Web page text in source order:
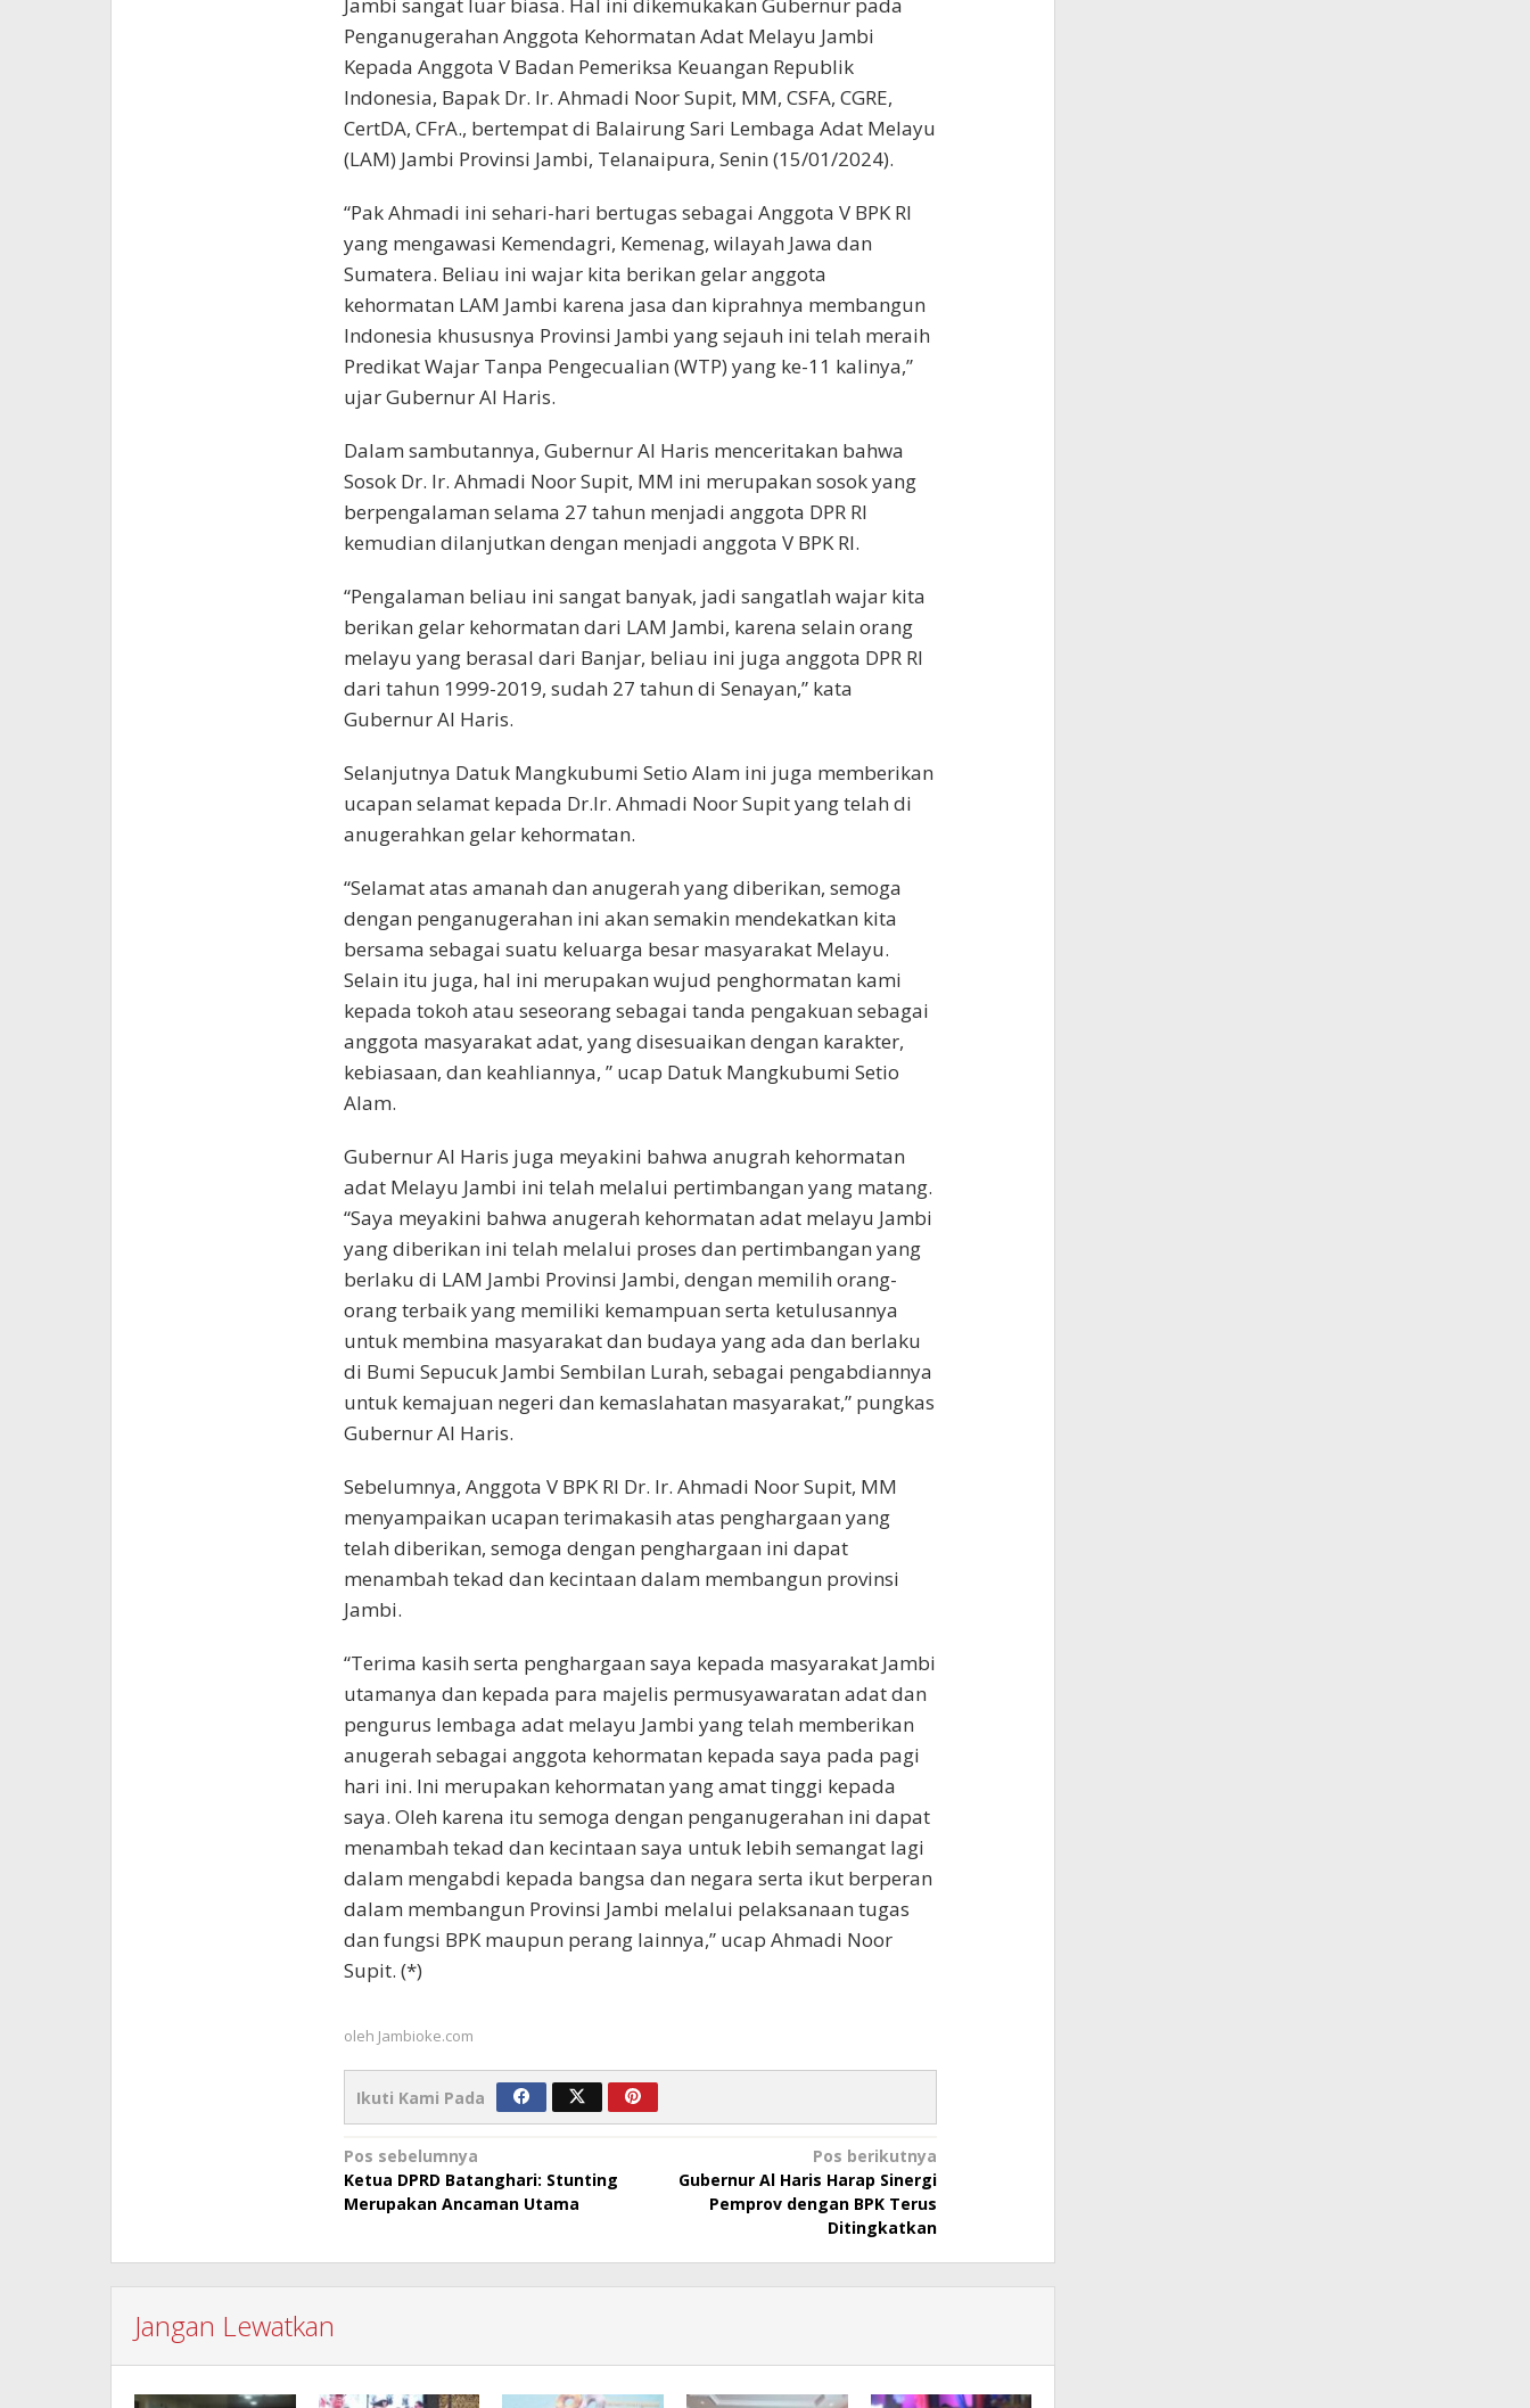
Jambi sangat luar biasa. Hal ini dikemukakan Gubernur pada
Penganugerahan Anggota Kehormatan Adat Melayu Jambi
Kepada Anggota V Badan Pemeriksa Keuangan Republik
Indonesia, Bapak Dr. Ir. Ahmadi Noor Supit, MM, CSFA, CGRE,
CertDA, CFrA., bertempat di Balairung Sari Lembaga Adat Melayu
(LAM) Jambi Provinsi Jambi, Telanaipura, Senin (15/01/2024).
“Pak Ahmadi ini sehari-hari bertugas sebagai Anggota V BPK RI
yang mengawasi Kemendagri, Kemenag, wilayah Jawa dan
Sumatera. Beliau ini wajar kita berikan gelar anggota
kehormatan LAM Jambi karena jasa dan kiprahnya membangun
Indonesia khususnya Provinsi Jambi yang sejauh ini telah meraih
Predikat Wajar Tanpa Pengecualian (WTP) yang ke-11 kalinya,”
ujar Gubernur Al Haris.
Dalam sambutannya, Gubernur Al Haris menceritakan bahwa
Sosok Dr. Ir. Ahmadi Noor Supit, MM ini merupakan sosok yang
berpengalaman selama 27 tahun menjadi anggota DPR RI
kemudian dilanjutkan dengan menjadi anggota V BPK RI.
“Pengalaman beliau ini sangat banyak, jadi sangatlah wajar kita
berikan gelar kehormatan dari LAM Jambi, karena selain orang
melayu yang berasal dari Banjar, beliau ini juga anggota DPR RI
dari tahun 1999-2019, sudah 27 tahun di Senayan,” kata
Gubernur Al Haris.
Selanjutnya Datuk Mangkubumi Setio Alam ini juga memberikan
ucapan selamat kepada Dr.Ir. Ahmadi Noor Supit yang telah di
anugerahkan gelar kehormatan.
“Selamat atas amanah dan anugerah yang diberikan, semoga
dengan penganugerahan ini akan semakin mendekatkan kita
bersama sebagai suatu keluarga besar masyarakat Melayu.
Selain itu juga, hal ini merupakan wujud penghormatan kami
kepada tokoh atau seseorang sebagai tanda pengakuan sebagai
anggota masyarakat adat, yang disesuaikan dengan karakter,
kebiasaan, dan keahliannya, ” ucap Datuk Mangkubumi Setio
Alam.
Gubernur Al Haris juga meyakini bahwa anugrah kehormatan
adat Melayu Jambi ini telah melalui pertimbangan yang matang.
“Saya meyakini bahwa anugerah kehormatan adat melayu Jambi
yang diberikan ini telah melalui proses dan pertimbangan yang
berlaku di LAM Jambi Provinsi Jambi, dengan memilih orang-
orang terbaik yang memiliki kemampuan serta ketulusannya
untuk membina masyarakat dan budaya yang ada dan berlaku
di Bumi Sepucuk Jambi Sembilan Lurah, sebagai pengabdiannya
untuk kemajuan negeri dan kemaslahatan masyarakat,” pungkas
Gubernur Al Haris.
Sebelumnya, Anggota V BPK RI Dr. Ir. Ahmadi Noor Supit, MM
menyampaikan ucapan terimakasih atas penghargaan yang
telah diberikan, semoga dengan penghargaan ini dapat
menambah tekad dan kecintaan dalam membangun provinsi
Jambi.
“Terima kasih serta penghargaan saya kepada masyarakat Jambi
utamanya dan kepada para majelis permusyawaratan adat dan
pengurus lembaga adat melayu Jambi yang telah memberikan
anugerah sebagai anggota kehormatan kepada saya pada pagi
hari ini. Ini merupakan kehormatan yang amat tinggi kepada
saya. Oleh karena itu semoga dengan penganugerahan ini dapat
menambah tekad dan kecintaan saya untuk lebih semangat lagi
dalam mengabdi kepada bangsa dan negara serta ikut berperan
dalam membangun Provinsi Jambi melalui pelaksanaan tugas
dan fungsi BPK maupun perang lainnya,” ucap Ahmadi Noor
Supit. (*)
oleh Jambioke.com
Ikuti Kami Pada
Navigasi
pos
Pos sebelumnya
Ketua DPRD Batanghari: Stunting
Merupakan Ancaman Utama
Pos berikutnya
Gubernur Al Haris Harap Sinergi
Pemprov dengan BPK Terus
Ditingkatkan
Jangan Lewatkan